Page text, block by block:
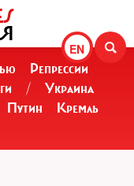
EN
Репрессии
/
Украина
Путин
Кремль